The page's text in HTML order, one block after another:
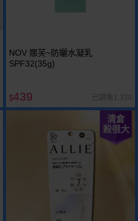
NOV 娜芙~防曬水凝乳
SPF32(35g)
$439 已銷售1,330
清倉
殺很大